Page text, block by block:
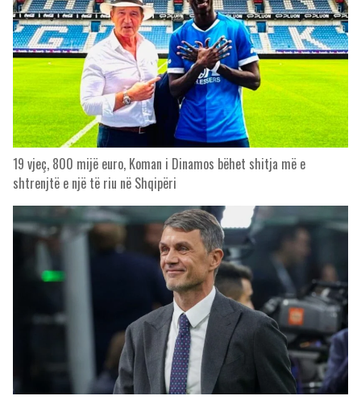
19 vjeç, 800 mijë euro, Koman i Dinamos bëhet shitja më e
shtrenjtë e një të riu në Shqipëri